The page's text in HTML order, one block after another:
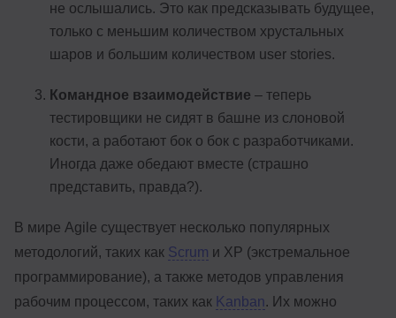
не ослышались. Это как предсказывать будущее,
только с меньшим количеством хрустальных
шаров и большим количеством user stories.
Командное взаимодействие – теперь
тестировщики не сидят в башне из слоновой
кости, а работают бок о бок с разработчиками.
Иногда даже обедают вместе (страшно
представить, правда?).
В мире Agile существует несколько популярных
методологий, таких как Scrum и XP (экстремальное
программирование), а также методов управления
рабочим процессом, таких как Kanban. Их можно